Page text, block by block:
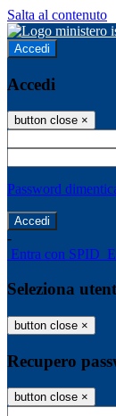
Salta al contenuto
Accedi
Accedi
button close ×
Password
-
Entra con SPID
Seleziona
button close ×
Recupero
button close ×